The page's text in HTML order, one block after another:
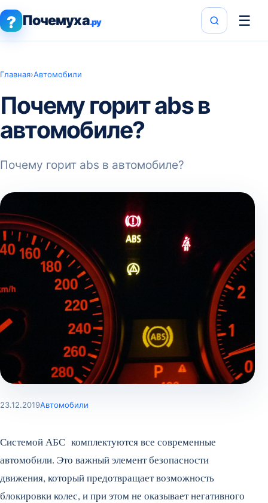
? Почемуха.ру ☰
Главная›Автомобили
Почему горит abs в
автомобиле?
Почему горит abs в автомобиле?
23.12.2019Автомобили
Системой АБС комплектуются все современные
автомобили. Это важный элемент безопасности
движения, который предотвращает возможность
блокировки колес, и при этом не оказывает негативного